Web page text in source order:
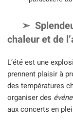
chaleur et de
L’été est une
prennent plaisir à
des températures
organiser des
aux concerts en